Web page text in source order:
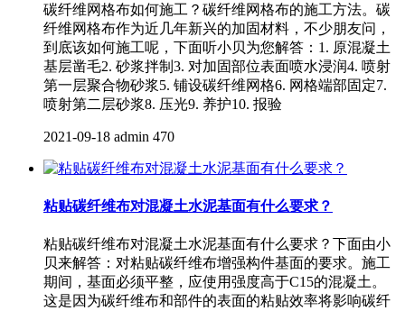
碳纤维网格布如何施工？碳纤维网格布的施工方法。碳
纤维网格布作为近几年新兴的加固材料，不少朋友问，
到底该如何施工呢，下面听小贝为您解答：1. 原混凝土
基层凿毛2. 砂浆拌制3. 对加固部位表面喷水浸润4. 喷射
第一层聚合物砂浆5. 铺设碳纤维网格6. 网格端部固定7.
喷射第二层砂浆8. 压光9. 养护10. 报验
2021-09-18 admin 470
粘贴碳纤维布对混凝土水泥基面有什么要求？
粘贴碳纤维布对混凝土水泥基面有什么要求？下面由小
贝来解答：对粘贴碳纤维布增强构件基面的要求。施工
期间，基面必须平整，应使用强度高于C15的混凝土。
这是因为碳纤维布和部件的表面的粘贴效率将影响碳纤